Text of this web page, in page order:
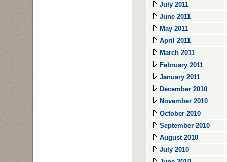
July 2011
June 2011
May 2011
April 2011
March 2011
February 2011
January 2011
December 2010
November 2010
October 2010
September 2010
August 2010
July 2010